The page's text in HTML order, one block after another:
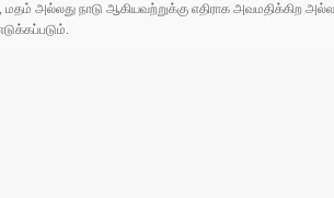
மதம் அல்லது நாடு ஆகியவற்றுக்கு எதிராக அவமதிக்கிற